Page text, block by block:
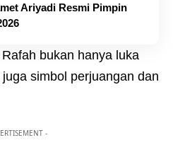
Ariyadi Resmi Pimpin
bukan hanya luka
simbol perjuangan dan
-